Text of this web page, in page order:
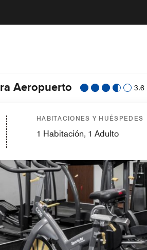
Aeropuerto 3.6
HABITACIONES Y HUÉSPEDES
1 Habitación, 1 Adulto